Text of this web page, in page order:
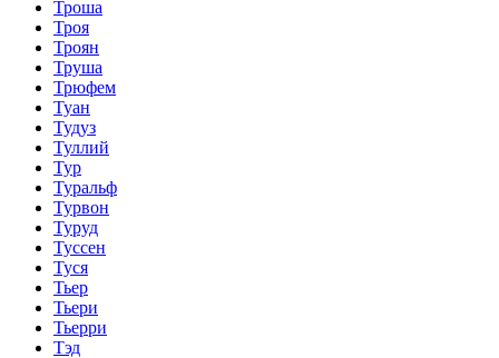
Троша
Троя
Троян
Труша
Трюфем
Туан
Тудуз
Туллий
Тур
Туральф
Турвон
Туруд
Туссен
Туся
Тьер
Тьери
Тьерри
Тэд